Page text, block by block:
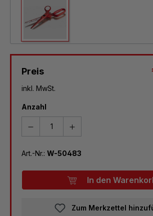
Preis
inkl. MwSt.
Anzahl
Art.-Nr.: W-50483
In den
Zum Merkzettel